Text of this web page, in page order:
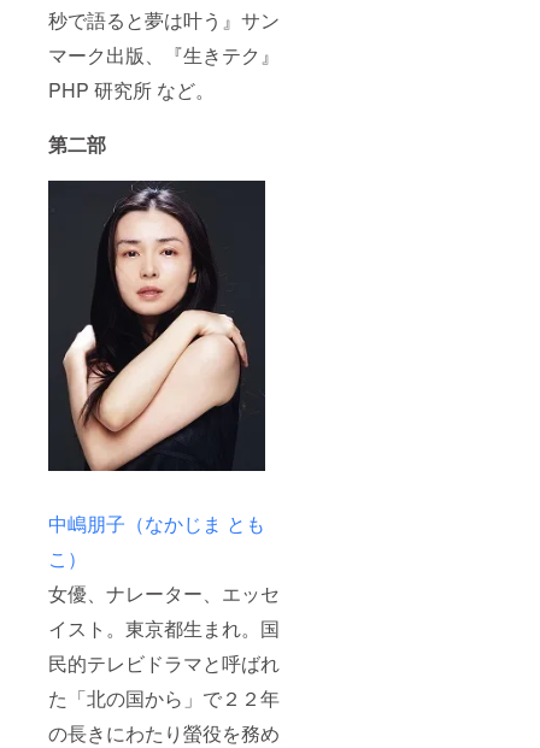
秒で語ると夢は叶う』サン
マーク出版、『生きテク』
PHP 研究所 など。
第二部
中嶋朋子（なかじま とも
こ）
女優、ナレーター、エッセ
イスト。東京都生まれ。国
民的テレビドラマと呼ばれ
た「北の国から」で２２年
の長きにわたり螢役を務め